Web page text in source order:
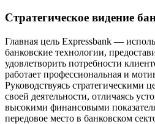
Стратегическое видение
Главная цель Expressbank —
банковские технологии,
удовлетворить потребности
работает профессиональная и
Руководствуясь стратегическими
своей деятельности, отличаясь
высокими финансовыми
передовое место в банковском